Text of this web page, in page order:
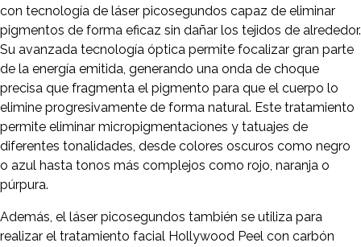
con tecnología de láser picosegundos capaz de eliminar
pigmentos de forma eficaz sin dañar los tejidos de alrededor.
Su avanzada tecnología óptica permite focalizar gran parte
de la energía emitida, generando una onda de choque
precisa que fragmenta el pigmento para que el cuerpo lo
elimine progresivamente de forma natural. Este tratamiento
permite eliminar micropigmentaciones y tatuajes de
diferentes tonalidades, desde colores oscuros como negro
o azul hasta tonos más complejos como rojo, naranja o
púrpura.
Además, el láser picosegundos también se utiliza para
realizar el tratamiento facial Hollywood Peel con carbón